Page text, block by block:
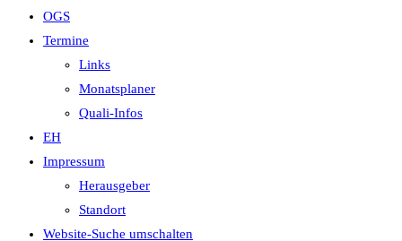
OGS
Termine
Links
Monatsplaner
Quali-Infos
EH
Impressum
Herausgeber
Standort
Website-Suche umschalten